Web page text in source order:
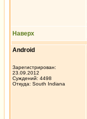
Наверх
Android
Зарегистрирован:
23.09.2012
Суждений: 4498
Откуда: South Indiana